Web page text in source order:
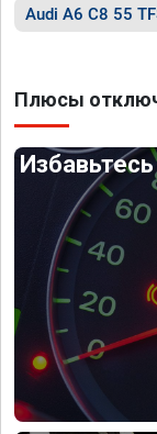
Audi A6 C8 55
Плюсы